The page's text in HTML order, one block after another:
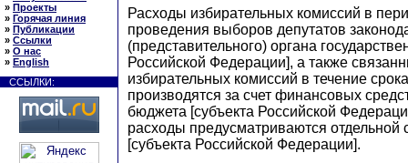
» Проекты
» Горячая линия
» Публикации
» Ссылки
» О нас
» English
ССЫЛКИ:
Расходы избирательных комиссий в
проведения выборов депутатов
(представительного) органа
Российской Федерации], а также
избирательных комиссий в течение
производятся за счет финансовых
бюджета [субъекта Российской
расходы предусматриваются отдельной
[субъекта Российской Федерации].